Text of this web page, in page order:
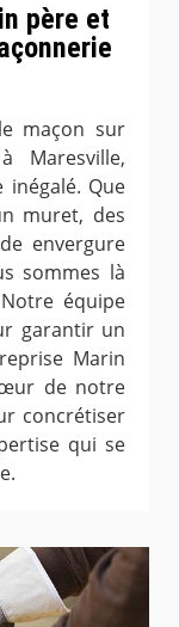
père et
maçon sur
Maresville,
Que
muret, des
envergure
sommes là
équipe
garantir un
Marin
de notre
concrétiser
qui se